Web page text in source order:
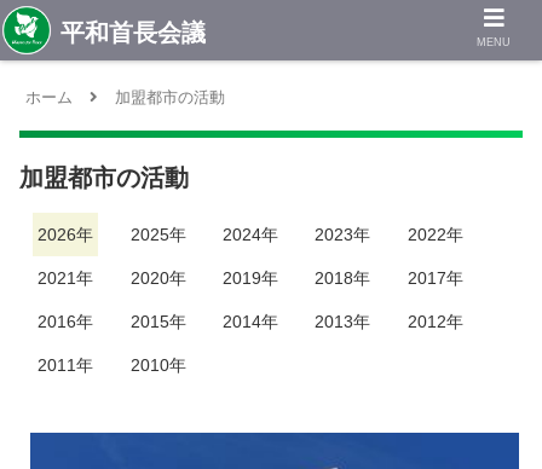
ホーム 加盟都市の活動
加盟都市の活動
2026年 2025年 2024年 2023年 2022年
2021年 2020年 2019年 2018年 2017年
2016年 2015年 2014年 2013年 2012年
2011年 2010年
MENU